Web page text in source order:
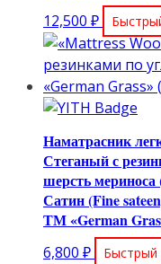
12,500 ₽
Наматрасник
Стеганый с
шерсть
Сатин (Fine
ТМ «German
6,800 ₽ Быстрый